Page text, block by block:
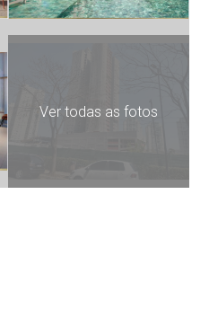
Ver todas as fotos